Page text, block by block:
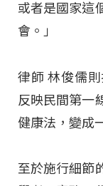
或者是國家這
會。」
律師 林俊儒
反映民間第一
健康法，變成
至於施行細節